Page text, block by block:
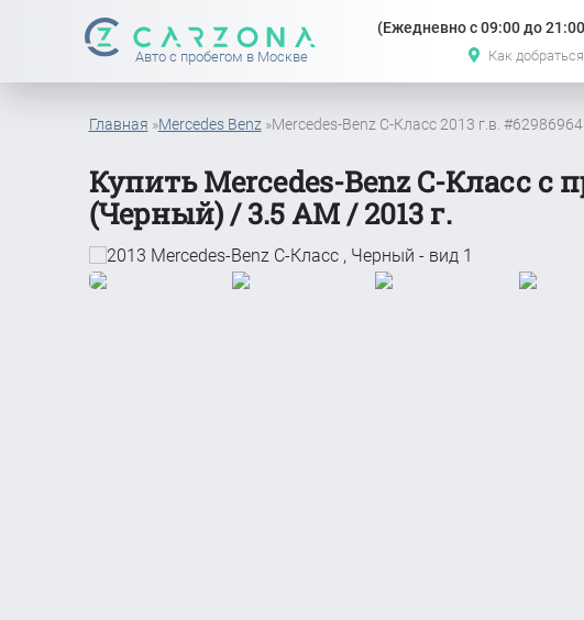
Авто с пробегом в Москве
(Ежедневно с 09:00 до
Как
Главная »Mercedes Benz »Mercedes-Benz C-Класс 2013 г.в. #62986964
Купить Mercedes-Benz C-Класс с
(Черный) / 3.5 АМ / 2013 г.